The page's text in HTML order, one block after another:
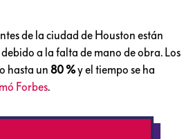
de la ciudad de Houston están
a la falta de mano de obra. Los
hasta un 80 %y el tiempo se ha
Forbes.